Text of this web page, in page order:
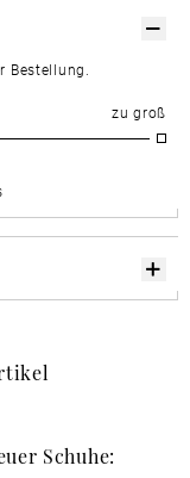
Bestellung.
zu groß
Schuhe: